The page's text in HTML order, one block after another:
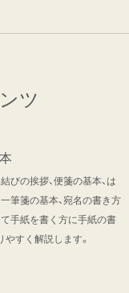
ツ
びの挨拶、便箋の基本、は
筆箋の基本、宛名の書き方
て手紙を書く方に手紙の書
やすく解説します。